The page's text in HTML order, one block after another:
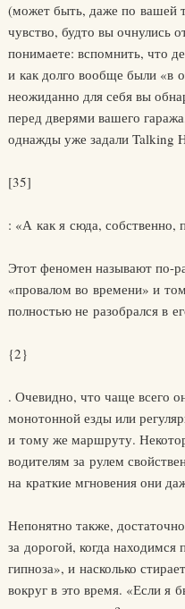
(может быть, даже по вашей
чувство, будто вы очнулись
понимаете: вспомнить, что
и как долго вообще были «в
неожиданно для себя вы
перед дверями вашего
однажды уже задали Talking
[35]
: «А как я сюда, собственно,
Этот феномен называют по-
«провалом во времени» и
полностью не разобрался в
{2}
. Очевидно, что чаще всего
монотонной езды или
и тому же маршруту.
водителям за рулем
на краткие мгновения они
Непонятно также,
за дорогой, когда
гипноза», и насколько
вокруг в это время. «Если я